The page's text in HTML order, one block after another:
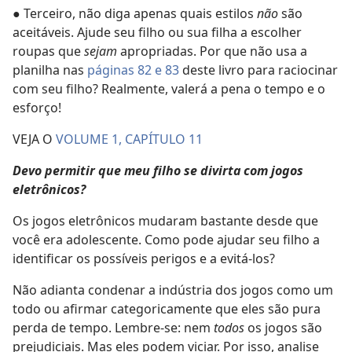
● Terceiro, não diga apenas quais estilos nãosão
aceitáveis. Ajude seu filho ou sua filha a escolher
roupas quesejam apropriadas. Por que não usa a
planilha nas páginas 82 e 83deste livro para raciocinar
com seu filho? Realmente, valerá a pena o tempo e o
esforço!
VEJA O VOLUME 1, CAPÍTULO 11
Devo permitir que meu filho se divirta com jogos
eletrônicos?
Os jogos eletrônicos mudaram bastante desde que
você era adolescente. Como pode ajudar seu filho a
identificar os possíveis perigos e a evitá-los?
Não adianta condenar a indústria dos jogos como um
todo ou afirmar categoricamente que eles são pura
perda de tempo. Lembre-se: nem todos os jogos são
prejudiciais. Mas eles podem viciar. Por isso, analise